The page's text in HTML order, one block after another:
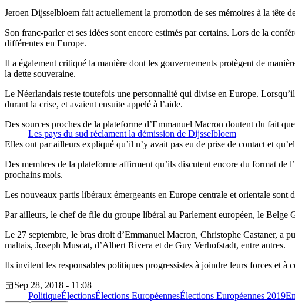
Jeroen Dijsselbloem fait actuellement la promotion de ses mémoires à la tête
Son franc-parler et ses idées sont encore estimés par certains. Lors de la
différentes en Europe.
Il a également critiqué la manière dont les gouvernements protègent de
la dette souveraine.
Le Néerlandais reste toutefois une personnalité qui divise en Europe.
durant la crise, et avaient ensuite appelé à l’aide.
Les pays du sud réclament la démission de Dijsselbloem
Des sources proches de la plateforme d’Emmanuel Macron doutent du fait
Elles ont par ailleurs expliqué qu’il n’y avait pas eu de prise de contact et
Des membres de la plateforme affirment qu’ils discutent encore du format de
prochains mois.
Les nouveaux partis libéraux émergeants en Europe centrale et orientale sont
Par ailleurs, le chef de file du groupe libéral au Parlement européen, le Belge
Le 27 septembre, le bras droit d’Emmanuel Macron, Christophe Castaner, a
maltais, Joseph Muscat, d’Albert Rivera et de Guy Verhofstadt, entre autres.
Ils invitent les responsables politiques progressistes à joindre leurs forces et à
Sep 28, 2018 - 11:08
PolitiqueÉlectionsÉlections EuropéennesÉlections Européennes 2019